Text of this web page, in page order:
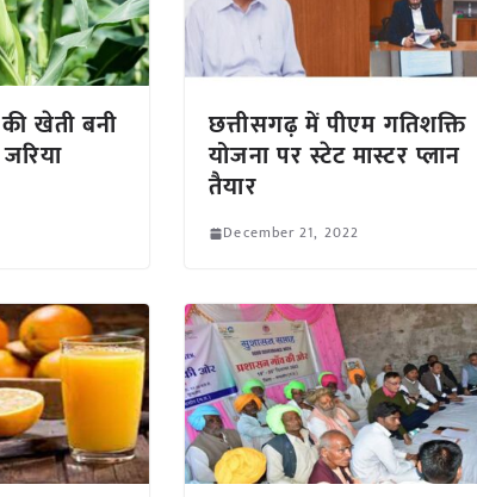
खेती बनी छत्तीसगढ़ में पीएम गतिशक्ति
योजना पर स्टेट मास्टर प्लान
तैयार
December 21, 2022